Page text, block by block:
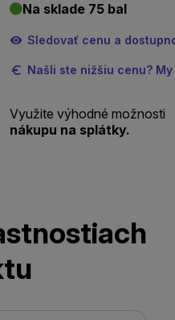
Na sklade 75 bal
Sledovať cenu a
Našli ste nižšiu cenu?
Využite výhodné možnosti
nákupu na splátky.